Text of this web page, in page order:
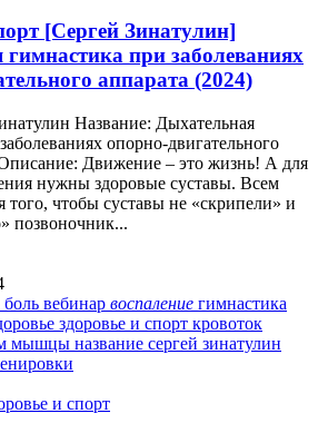
[Сергей Зинатулин]
при заболеваниях
аппарата (2024)
Название: Дыхательная
опорно-двигательного
Движение – это жизнь! А для
нужны здоровые суставы. Всем
того, чтобы суставы не «скрипели» и
позвоночник...
боль вебинар воспаление гимнастика
здоровье и спорт кровоток
мышцы название сергей зинатулин
и спорт